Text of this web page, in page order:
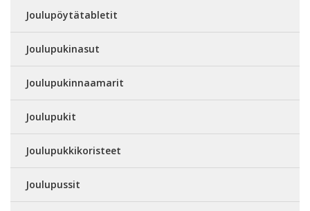
Joulupöytätabletit
Joulupukinasut
Joulupukinnaamarit
Joulupukit
Joulupukkikoristeet
Joulupussit